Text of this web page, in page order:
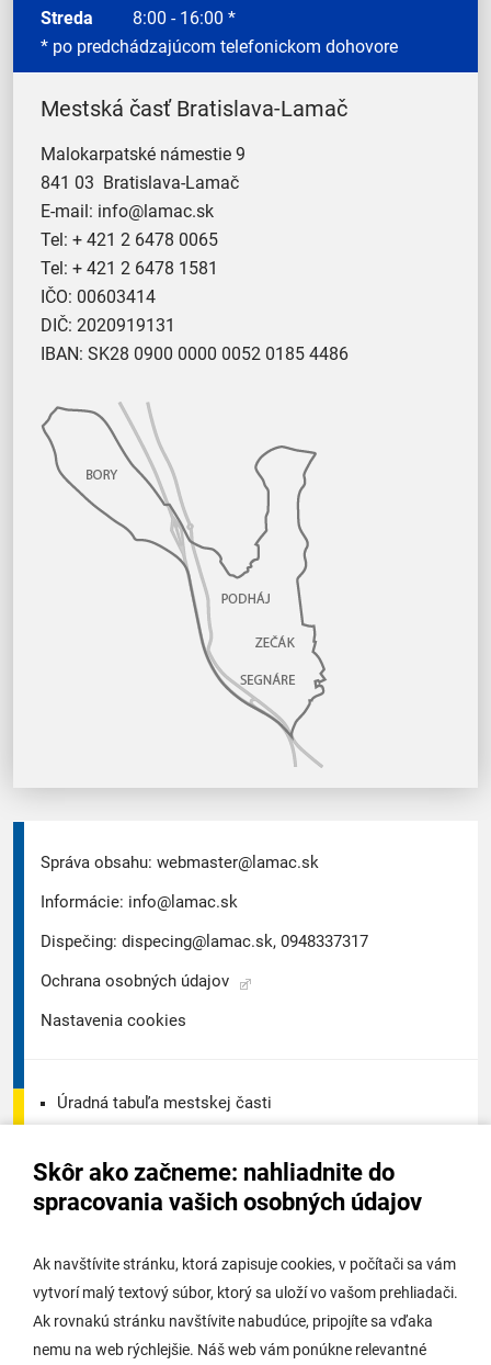
Skôr ako začneme: nahliadnite do
spracovania vašich osobných údajov
Ak navštívite stránku, ktorá zapisuje cookies, v počítači sa vám
vytvorí malý textový súbor, ktorý sa uloží vo vašom prehliadači.
Ak rovnakú stránku navštívite nabudúce, pripojíte sa vďaka
nemu na web rýchlejšie. Náš web vám ponúkne relevantné
Streda 8:00 - 16:00 *
* po predchádzajúcom telefonickom dohovore
Mestská časť Bratislava-Lamač
Malokarpatské námestie 9
841 03 Bratislava-Lamač
E-mail: info@lamac.sk
Tel: + 421 2 6478 0065
Tel: + 421 2 6478 1581
IČO: 00603414
DIČ: 2020919131
IBAN: SK28 0900 0000 0052 0185 4486
Správa obsahu: webmaster@lamac.sk
Informácie: info@lamac.sk
Dispečing: dispecing@lamac.sk, 0948337317
Ochrana osobných údajov
Nastavenia cookies
Úradná tabuľa mestskej časti
Úradná tabuľa stavebného úradu
Potrebujem vybaviť
Samospráva